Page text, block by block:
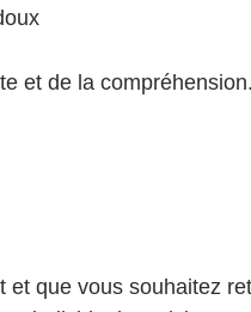
et de la
et que vous souhaitez